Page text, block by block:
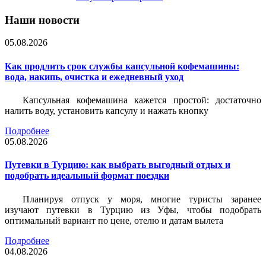
Наши новости
05.08.2026
Как продлить срок службы капсульной кофемашины:
вода, накипь, очистка и ежедневный уход
Капсульная кофемашина кажется простой: достаточно
налить воду, установить капсулу и нажать кнопку
Подробнее
05.08.2026
Путевки в Турцию: как выбрать выгодный отдых и
подобрать идеальный формат поездки
Планируя отпуск у моря, многие туристы заранее
изучают путевки в Турцию из Уфы, чтобы подобрать
оптимальный вариант по цене, отелю и датам вылета
Подробнее
04.08.2026